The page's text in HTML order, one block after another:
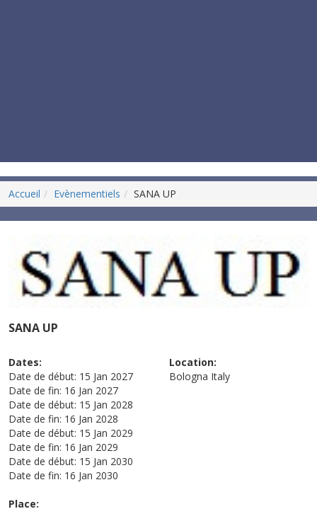
Accueil Evènementiels SANA UP
SANA UP
Dates:
Date de début: 15 Jan 2027
Date de fin: 16 Jan 2027
Date de début: 15 Jan 2028
Date de fin: 16 Jan 2028
Date de début: 15 Jan 2029
Date de fin: 16 Jan 2029
Date de début: 15 Jan 2030
Date de fin: 16 Jan 2030
Location:
Bologna Italy
Place: